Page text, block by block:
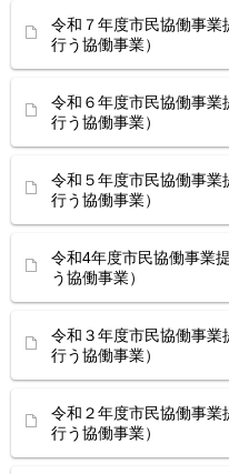
令和７年度市民協働事業
行う協働事業）
令和６年度市民協働事業
行う協働事業）
令和５年度市民協働事業
行う協働事業）
令和4年度市民協働事業
う協働事業）
令和３年度市民協働事業
行う協働事業）
令和２年度市民協働事業
行う協働事業）